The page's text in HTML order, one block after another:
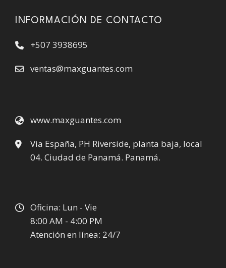
INFORMACIÓN DE CONTACTO
+507 3938695
ventas@maxguantes.com
www.maxguantes.com
Via España, PH Riverside, planta baja, local
04. Ciudad de Panamá. Panamá.
Oficina: Lun - Vie
8:00 AM - 4:00 PM
Atención en línea: 24/7